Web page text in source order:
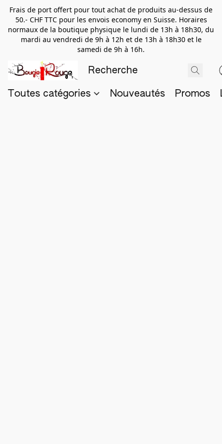
Frais de port offert pour tout achat de produits au-dessus de
50.- CHF TTC pour les envois economy en Suisse. Horaires
normaux de la boutique physique le lundi de 13h à 18h30, du
mardi au vendredi de 9h à 12h et de 13h à 18h30 et le
samedi de 9h à 16h.
Toutes catégories Nouveautés Promos